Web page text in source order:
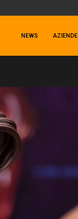
NEWS AZIENDE